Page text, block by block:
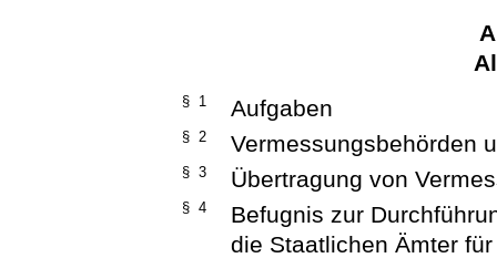
§ 1 Aufgaben
§ 2 Vermessungsbehörden
§ 3 Übertragung von
§ 4
Befugnis zur
die Staatlichen Ämter